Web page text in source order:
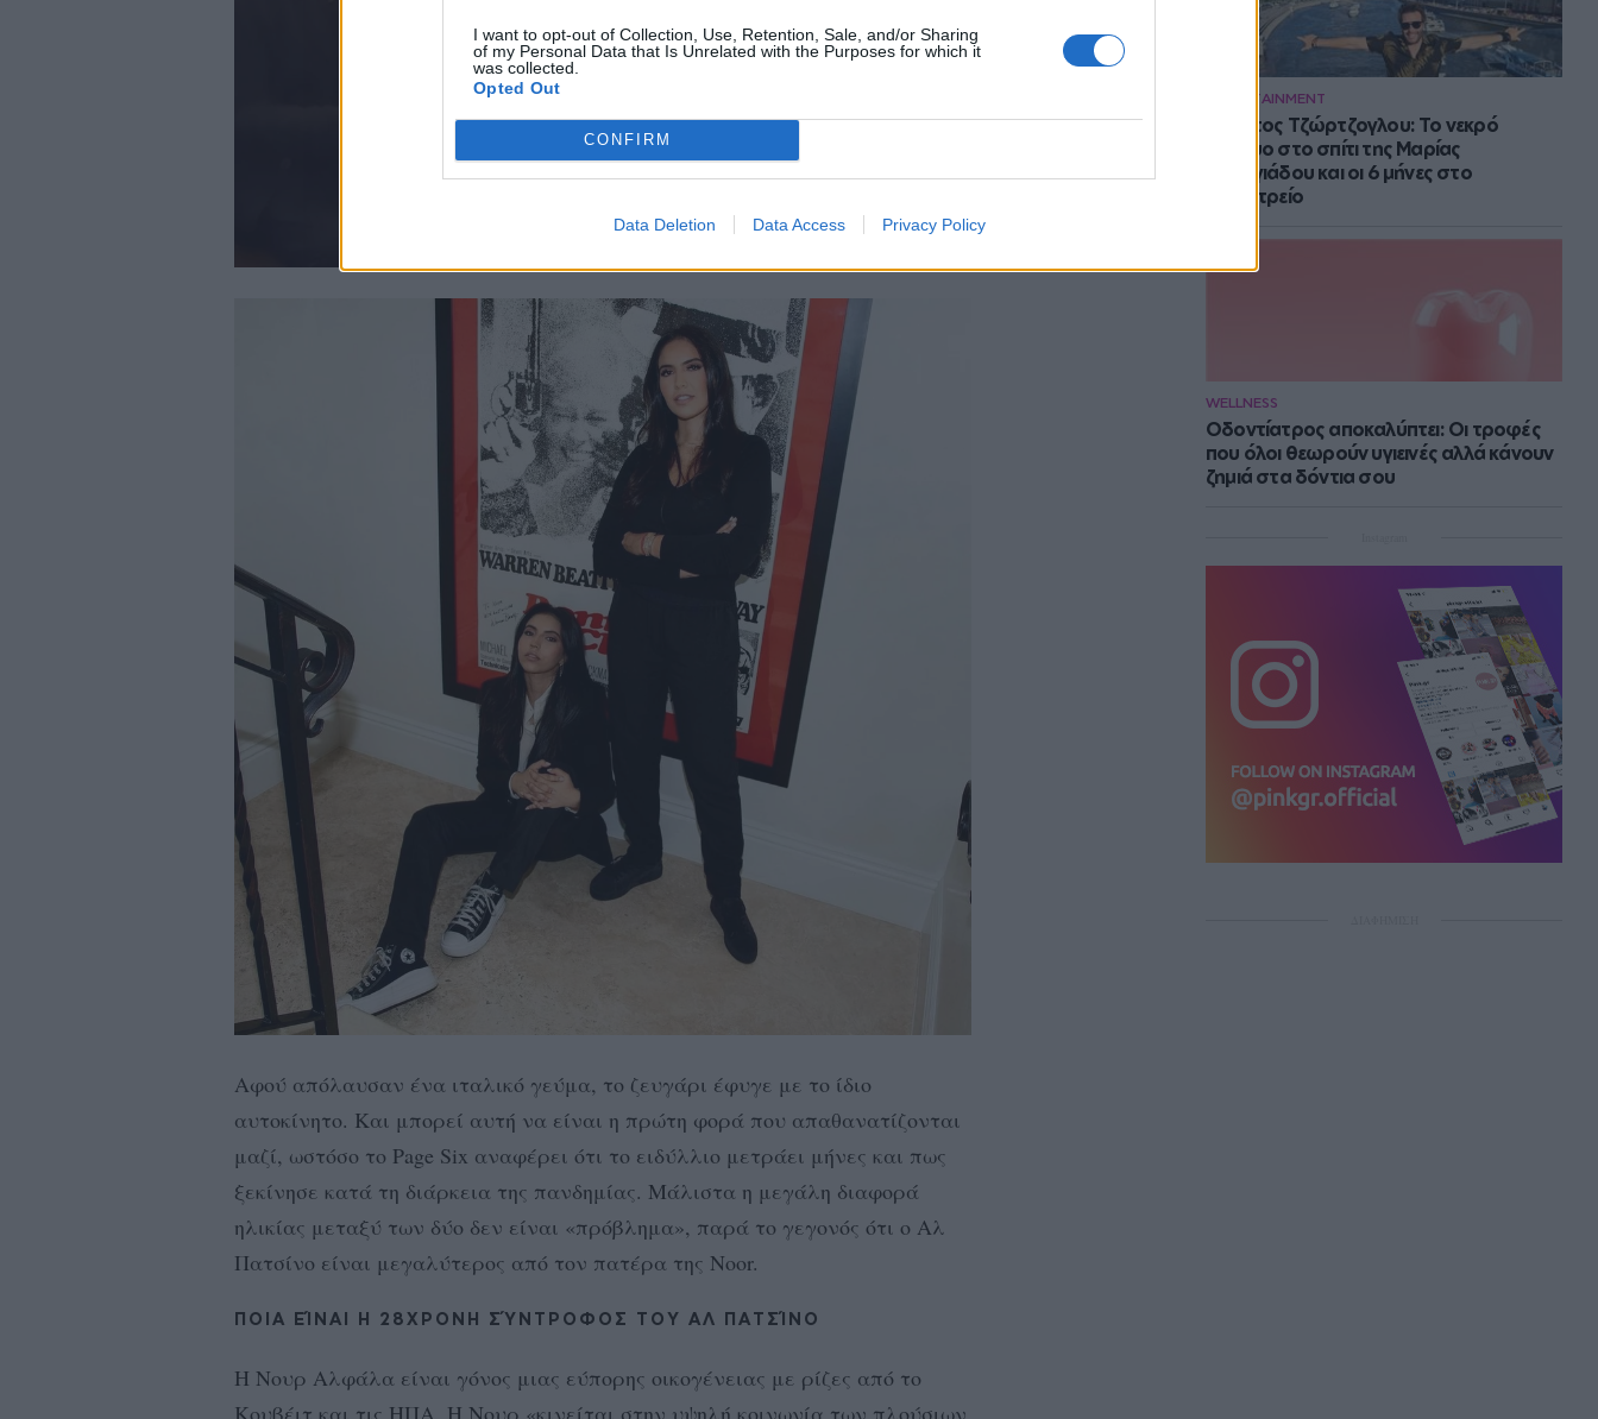
I want to opt-out of Collection, Use, Retention, Sale, and/or Sharing
of my Personal Data that Is Unrelated with the Purposes for which it
was collected.
Opted Out
CONFIRM
Data Deletion Data Access Privacy Policy
ENTERTAINMENT
Στράτος Τζώρτζογλου: Το νεκρό
έμβρυο στο σπίτι της Μαρίας
Γεωργιάδου και οι 6 μήνες στο
ψυχιατρείο
WELLNESS
Οδοντίατρος αποκαλύπτει: Οι τροφές
που όλοι θεωρούν υγιεινές αλλά κάνουν
ζημιά στα δόντια σου
Αφού απόλαυσαν ένα ιταλικό γεύμα, το ζευγάρι έφυγε με το ίδιο
αυτοκίνητο. Και μπορεί αυτή να είναι η πρώτη φορά που απαθανατίζονται
μαζί, ωστόσο το Page Six αναφέρει ότι το ειδύλλιο μετράει μήνες και πως
ξεκίνησε κατά τη διάρκεια της πανδημίας. Μάλιστα η μεγάλη διαφορά
ηλικίας μεταξύ των δύο δεν είναι «πρόβλημα», παρά το γεγονός ότι ο Αλ
Πατσίνο είναι μεγαλύτερος από τον πατέρα της Noor.
ΠΟΙΑ ΕΊΝΑΙ Η 28ΧΡΟΝΗ ΣΎΝΤΡΟΦΟΣ ΤΟΥ ΑΛ ΠΑΤΣΊΝΟ
H Νουρ Αλφάλα είναι γόνος μιας εύπορης οικογένειας με ρίζες από το
Κουβέιτ και τις ΗΠΑ. Η Νουρ «κινείται στην υψηλή κοινωνία των πλούσιων